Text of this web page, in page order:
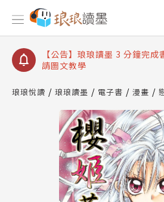
【公告】琅琅讀墨數位閱讀資
【公告】琅琅讀墨書櫃開通常
【公告】琅琅讀墨 3 分鐘完
請圖文教學
查詢
【公告】琅琅讀墨數位閱讀資
琅琅悅讀 琅琅讀墨 電子書 漫畫